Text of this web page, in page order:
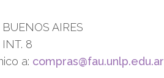
AIRES
8
a: compras@fau.unlp.edu.ar